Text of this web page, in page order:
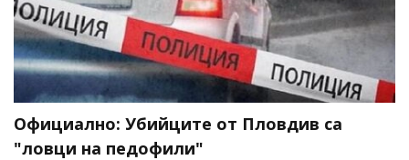
Официално: Убийците от Пловдив са
"ловци на педофили"